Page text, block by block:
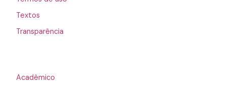
Textos
Transparência
Acadêmico